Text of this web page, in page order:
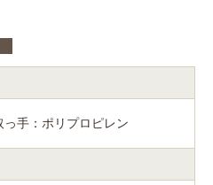
手：ポリプロピレン